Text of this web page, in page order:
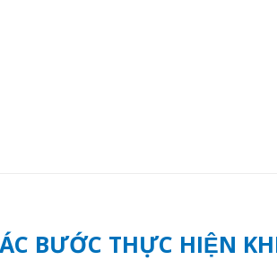
BƯỚC THỰC HIỆN